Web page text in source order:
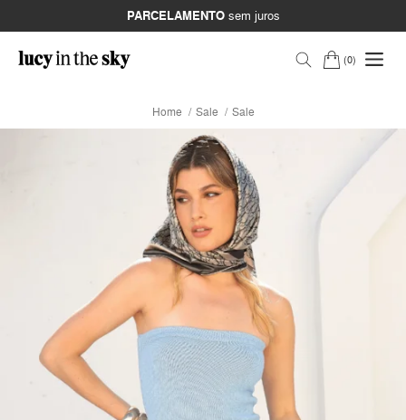
PARCELAMENTOsem juros
0
Home Sale Sale